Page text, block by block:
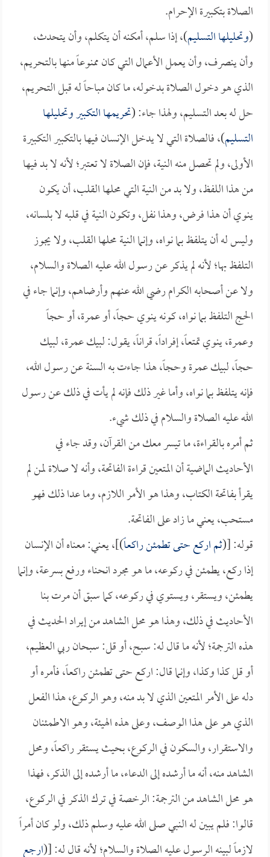
الصلاة بتكبيرة الإحرام.
(وتحليلها التسليم)، إذا سلم، أمكنه أن يتكلم، وأن يتحدث،
وأن ينصرف، وأن يعمل الأعمال التي كان ممنوعاً منها بالتحريم،
الذي هو دخول الصلاة بدخوله، ما كان مباحاً له قبل التحريم،
حل له بعد التسليم، ولهذا جاء: (تحريمها التكبير وتحليلها
التسليم)، فالصلاة التي لا يدخل الإنسان فيها بالتكبير التكبيرة
الأولى، ولم تحصل منه النية، فإن الصلاة لا تعتبر؛ لأنه لا بد فيها
من هذا اللفظ، ولا بد من النية التي محلها القلب، أن يكون
ينوي أن هذا فرض، وهذا نفل، وتكون النية في قلبه لا بلسانه،
وليس له أن يتلفظ بما نواه، وإنما النية محلها القلب، ولا يجوز
التلفظ بها؛ لأنه لم يذكر عن رسول الله عليه الصلاة والسلام،
ولا عن أصحابه الكرام رضي الله عنهم وأرضاهم، وإنما جاء في
الحج التلفظ بما نواه، كونه ينوي حجاً، أو عمرة، أو حجاً
وعمرة، ينوي تمتعاً، إفراداً، قراناً، يقول: لبيك عمرة، لبيك
حجاً، لبيك عمرة وحجاً، هذا جاءت به السنة عن رسول الله،
فإنه يتلفظ بما نواه، وأما غير ذلك فإنه لم يأت في ذلك عن رسول
الله عليه الصلاة والسلام في ذلك شيء.
ثم أمره بالقراءة، ما تيسر معك من القرآن، وقد جاء في
الأحاديث الماضية أن المتعين قراءة الفاتحة، وأنه لا صلاة لمن لم
يقرأ بفاتحة الكتاب، وهذا هو الأمر اللازم، وما عدا ذلك فهو
مستحب، يعني ما زاد على الفاتحة.
قوله: [(ثم اركع حتى تطمئن راكعاً)]، يعني: معناه أن الإنسان
إذا ركع، يطمئن في ركوعه، ما هو مجرد انحناء ورفع بسرعة، وإنما
يطمئن، ويستقر، ويستوي في ركوعه، كما سبق أن مرت بنا
الأحاديث في ذلك، وهذا هو محل الشاهد من إيراد الحديث في
هذه الترجمة؛ لأنه ما قال له: سبح، أو قل: سبحان ربي العظيم،
أو قل كذا وكذا، وإنما قال: اركع حتى تطمئن راكعاً، فأمره أو
دله على الأمر المتعين الذي لا بد منه، وهو الركوع، هذا الفعل
الذي هو على هذا الوصف، وعلى هذه الهيئة، وهو الاطمئنان
والاستقرار، والسكون في الركوع، بحيث يستقر راكعاً، ومحل
الشاهد منه، أنه ما أرشده إلى الدعاء، ما أرشده إلى الذكر، فهذا
هو محل الشاهد من الترجمة: الرخصة في ترك الذكر في الركوع،
قالوا: فلم يبين له النبي صلى الله عليه وسلم ذلك، ولو كان أمراً
لازماً لبينه الرسول عليه الصلاة والسلام؛ لأنه قال له: [(ارجع